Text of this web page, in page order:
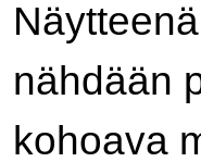
nähdään
kohoava